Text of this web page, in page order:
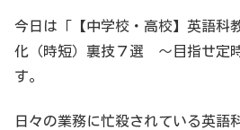
今日は「【中学校・高校】英語科
化（時短）裏技７選 〜目指せ定
す。
日々の業務に忙殺されている英語